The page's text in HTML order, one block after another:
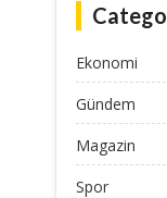
Ekonomi
Gündem
Magazin
Spor